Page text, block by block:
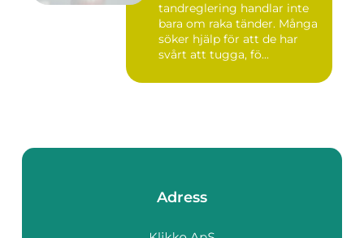
tandreglering handlar inte
bara om raka tänder. Många
söker hjälp för att de har
svårt att tugga, fö...
Adress